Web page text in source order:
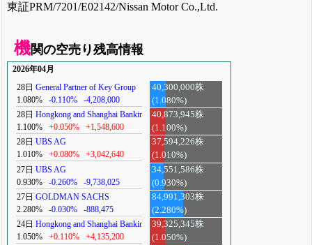
東証PRM/7201/E02142/Nissan Motor Co.,Ltd.
機関の空売り残高情報
2026年04月
28日 General Partner of Key Group
1.080%
-0.110% -4,208,000
40,300,000株
(1.080%)
28日 Hongkong and Shanghai Banking
1.100%
+0.050% +1,548,600
40,873,945株
(1.100%)
28日 UBS AG
1.010%
+0.080% +3,042,640
37,594,226株
(1.010%)
27日 UBS AG
0.930%
-0.260% -9,738,025
34,551,586株
(0.930%)
27日 GOLDMAN SACHS
2.280%
-0.030% -888,475
84,991,303株
(2.280%)
24日 Hongkong and Shanghai Banking
1.050%
+0.110% +4,135,200
39,325,345株
(1.050%)